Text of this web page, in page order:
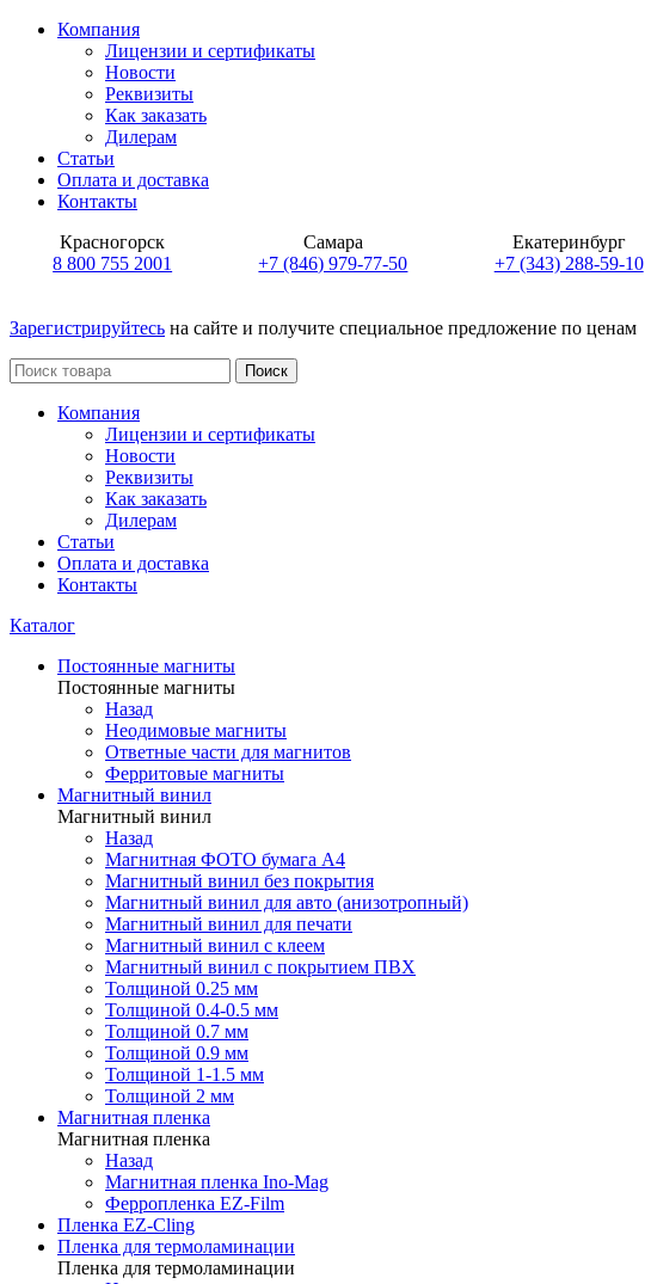
Компания
Лицензии и сертификаты
Новости
Реквизиты
Как заказать
Дилерам
Статьи
Оплата и доставка
Контакты
Красногорск
8 800 755 2001
Самара
+7 (846) 979-77-50
Екатеринбург
+7 (343) 288-59-10
Зарегистрируйтесь на сайте и получите специальное предложение по ценам
Поиск
Компания
Лицензии и сертификаты
Новости
Реквизиты
Как заказать
Дилерам
Статьи
Оплата и доставка
Контакты
Каталог
Постоянные магниты
Постоянные магниты
Назад
Неодимовые магниты
Ответные части для магнитов
Ферритовые магниты
Магнитный винил
Магнитный винил
Назад
Магнитная ФОТО бумага А4
Магнитный винил без покрытия
Магнитный винил для авто (анизотропный)
Магнитный винил для печати
Магнитный винил с клеем
Магнитный винил с покрытием ПВХ
Толщиной 0.25 мм
Толщиной 0.4-0.5 мм
Толщиной 0.7 мм
Толщиной 0.9 мм
Толщиной 1-1.5 мм
Толщиной 2 мм
Магнитная пленка
Магнитная пленка
Назад
Магнитная пленка Ino-Mag
Ферропленка EZ-Film
Пленка EZ-Cling
Пленка для термоламинации
Пленка для термоламинации